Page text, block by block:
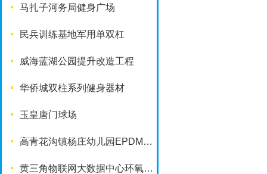
马扎子河务局健身广场
民兵训练基地军用单双杠
威海蓝湖公园提升改造工程
华侨城双柱系列健身器材
玉皇唐门球场
高青花沟镇杨庄幼儿园EPDM塑胶地面
黄三角物联网大数据中心环氧地坪项目